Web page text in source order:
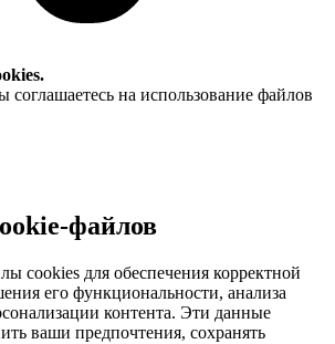
соглашаетесь на использование файлов
файлов
cookies для обеспечения корректной
его функциональности, анализа
контента. Эти данные
ваши предпочтения, сохранять